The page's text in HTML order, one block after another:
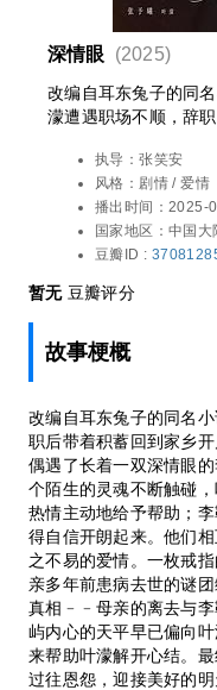
深情眼 (2025)
改编自耳东兔子的同
濛遭遇职场不顺，辞
遇了长着一双深情眼
秘和冷峻吸引。两个
叶濛因李靳屿的艰辛
主动地给予帮助；李
敞开了心扉，变得自
温暖、相互治愈，努
的爱情。一枚戒指的
浮出水面，叶濛不得
叶濛给他带来了阳光
濛解开心结。最终，
纠葛，放下过往恩怨
执导：张笑安
风格： 剧情 / 爱情
播出时间： 2025-
国家地区： 中国大
豆瓣ID :
暂无豆瓣评分
故事梗概
改编自耳东兔子的同名
职后带着积蓄回到家乡
偶遇了长着一双深情眼
个陌生的灵魂不断触碰
热情主动地给予帮助；
得自信开朗起来。他们
之不易的爱情。一枚戒
亲多年前患病去世的谜
真相﹣﹣母亲的离去与
屿内心的天平早已偏向
来帮助叶濛解开心结。
过往恩怨，迎接美好的明